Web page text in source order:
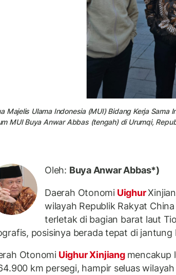
Majelis Ulama Indonesia (MUI) Bidang Kerja
MUI Buya Anwar Abbas (tengah) di Urumqi,
Oleh: Buya Anwar Abbas*)
Daerah Otonomi Uighur
wilayah Republik Rakyat
terletak di bagian barat laut
posisinya berada tepat di jantung
Otonomi Uighur Xinjiang mencakup
km persegi, hampir seluas